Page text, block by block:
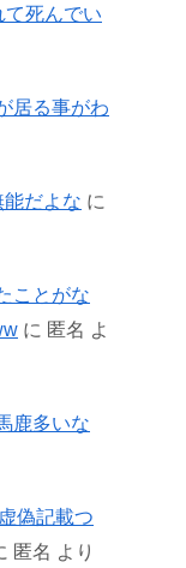
死んでい
居る事がわ
だよな に
ことがな
に 匿名 よ
鹿多いな
偽記載つ
匿名 より